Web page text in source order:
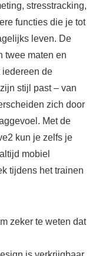
stresstracking,
functies die je tot
leven. De
twee maten en
iedereen de
stijl past – van
zich door
Met de
kun je zelfs je
mobiel
tijdens het trainen
zeker te weten dat